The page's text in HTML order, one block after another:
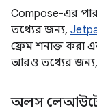
Compose-এর
তথ্যের জন্য,
ফ্রেম শনাক্ত করা
আরও তথ্যের জন্য,
অলস